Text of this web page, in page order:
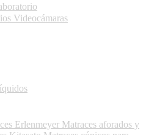
Videocámaras
Erlenmeyer Matraces aforados y